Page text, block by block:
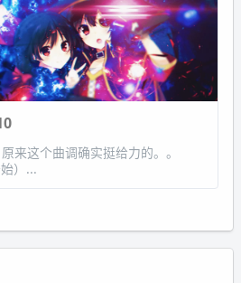
原来这个曲调确实挺给力的。。
）...